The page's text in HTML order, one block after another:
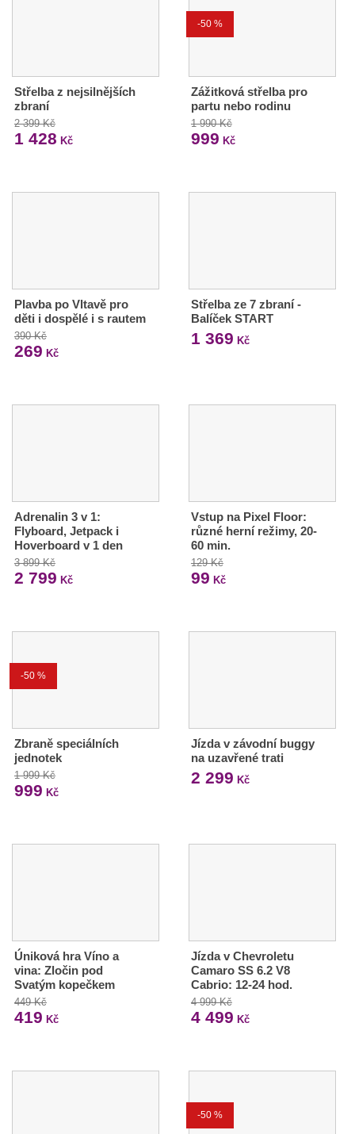
Střelba z nejsilnějších
zbraní
2 399 Kč
1 428 Kč
-50 %
Zážitková střelba pro
partu nebo rodinu
1 990 Kč
999 Kč
Plavba po Vltavě pro
děti i dospělé i s rautem
390 Kč
269 Kč
Střelba ze 7 zbraní -
Balíček START
1 369 Kč
Adrenalin 3 v 1:
Flyboard, Jetpack i
Hoverboard v 1 den
3 899 Kč
2 799 Kč
Vstup na Pixel Floor:
různé herní režimy, 20-
60 min.
129 Kč
99 Kč
-50 %
Zbraně speciálních
jednotek
1 999 Kč
999 Kč
Jízda v závodní buggy
na uzavřené trati
2 299 Kč
Úniková hra Víno a
vina: Zločin pod
Svatým kopečkem
449 Kč
419 Kč
Jízda v Chevroletu
Camaro SS 6.2 V8
Cabrio: 12-24 hod.
4 999 Kč
4 499 Kč
-50 %